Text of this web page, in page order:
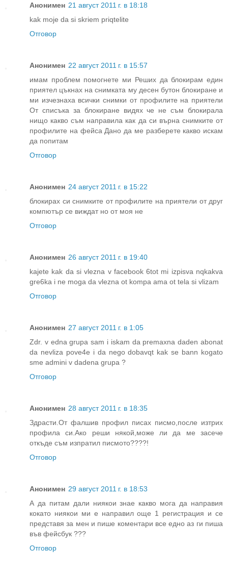
Анонимен 21 август 2011 г. в 18:18
kak moje da si skriem priqtelite
Отговор
Анонимен 22 август 2011 г. в 15:57
имам проблем помогнете ми Реших да блокирам един
приятел цъкнах на снимката му десен бутон блокиране и
ми изчезнаха всички снимки от профилите на приятели
От списъка за блокиране видях че не съм блокирала
нищо какво съм направила как да си върна снимките от
профилите на фейса Дано да ме разберете какво искам
да попитам
Отговор
Анонимен 24 август 2011 г. в 15:22
блокирах си снимките от профилите на приятели от друг
компютър се виждат но от моя не
Отговор
Анонимен 26 август 2011 г. в 19:40
kajete kak da si vlezna v facebook 6tot mi izpisva nqkakva
gre6ka i ne moga da vlezna ot kompa ama ot tela si vlizam
Отговор
Анонимен 27 август 2011 г. в 1:05
Zdr. v edna grupa sam i iskam da premaxna daden abonat
da nevliza pove4e i da nego dobavqt kak se bann kogato
sme admini v dadena grupa ?
Отговор
Анонимен 28 август 2011 г. в 18:35
Здрасти.От фалшив профил писах писмо,после изтрих
профила си.Ако реши някой,може ли да ме засече
откъде съм изпратил писмото????!
Отговор
Анонимен 29 август 2011 г. в 18:53
А да питам дали ниякои знае какво мога да направия
кокато ниякои ми е направил още 1 регистрация и се
представя за мен и пише коментари все едно аз ги пиша
във фейсбук ???
Отговор